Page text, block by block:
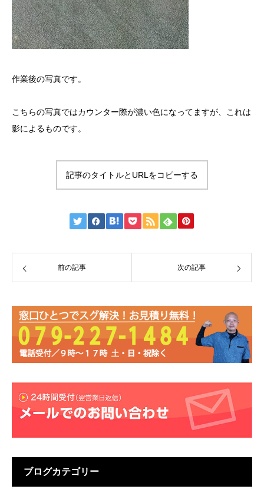
作業後の写真です。
こちらの写真ではカウンター際が濃い色になってますが、これは
影によるものです。
記事のタイトルとURLをコピーする
前の記事 次の記事
ブログカテゴリー